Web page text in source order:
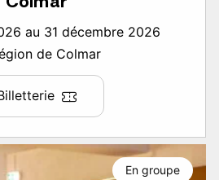
au 31 décembre 2026
de Colmar
En groupe